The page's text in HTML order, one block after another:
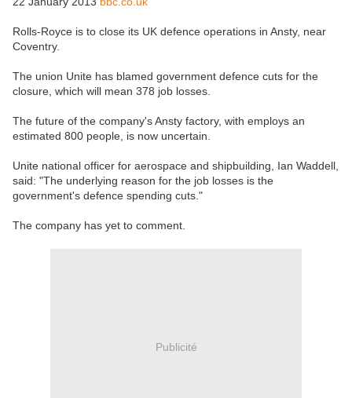
Rolls-Royce is to close its UK defence operations in Ansty, near
Coventry.
The union Unite has blamed government defence cuts for the
closure, which will mean 378 job losses.
The future of the company's Ansty factory, with employs an
estimated 800 people, is now uncertain.
Unite national officer for aerospace and shipbuilding, Ian Waddell,
said: "The underlying reason for the job losses is the
government's defence spending cuts."
The company has yet to comment.
Publicité